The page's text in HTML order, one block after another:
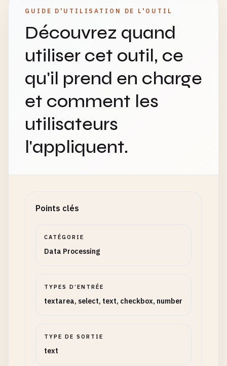
GUIDE D'UTILISATION DE L'OUTIL
Découvrez quand
utiliser cet outil, ce
qu'il prend en charge
et comment les
utilisateurs
l'appliquent.
Points clés
CATÉGORIE
Data Processing
TYPES D’ENTRÉE
textarea, select, text, checkbox, number
TYPE DE SORTIE
text